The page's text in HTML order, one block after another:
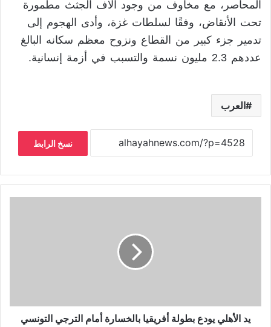
المحاصر، مع مخاوف من وجود آلاف الجثث مطمورة
تحت الأنقاض، وفقًا لسلطات غزة، وأدى الهجوم إلى
تدمير جزء كبير من القطاع ونزوح معظم سكانه البالغ
عددهم 2.3 مليون نسمة والتسبب في أزمة إنسانية.
العرب
نسخ الرابط
يد الأهلي يودع بطولة أفريقيا بالخسارة أمام الترجي التونسي